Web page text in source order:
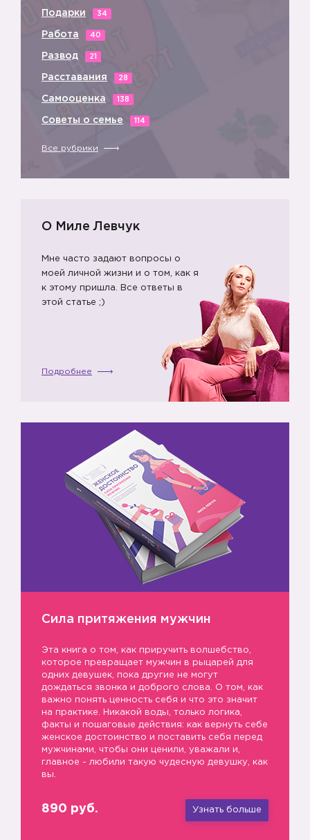
Подарки 34
Работа 40
Развод 21
Расставания 28
Самооценка 138
Советы о семье 114
Все рубрики
О Миле Левчук
Мне часто задают вопросы о
моей личной жизни и о том, как я
к этому пришла. Все ответы в
этой статье ;)
Подробнее
Сила притяжения мужчин
Эта книга о том, как приручить волшебство,
которое превращает мужчин в рыцарей для
одних девушек, пока другие не могут
дождаться звонка и доброго слова. О том, как
важно понять ценность себя и что это значит
на практике. Никакой воды, только логика,
факты и пошаговые действия: как вернуть себе
женское достоинство и поставить себя перед
мужчинами, чтобы они ценили, уважали и,
главное - любили такую чудесную девушку, как
вы.
890 руб. Узнать больше